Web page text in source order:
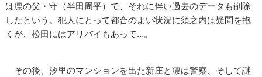
は凛の父・守（半田周平）で、それに伴い過去のデータも削除
したという。犯人にとって都合のよい状況に須之内は疑問を抱
くが、松田にはアリバイもあって…。
その後、汐里のマンションを出た新庄と凛は警察、そして謎